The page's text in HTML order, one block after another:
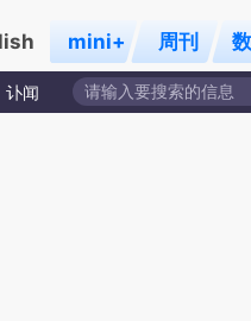
mini+ 周刊
讣闻